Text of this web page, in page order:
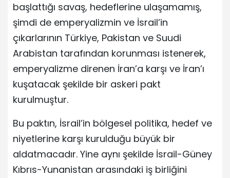
başlattığı savaş, hedeflerine ulaşamamış,
şimdi de emperyalizmin ve İsrail’in
çıkarlarının Türkiye, Pakistan ve Suudi
Arabistan tarafından korunması istenerek,
emperyalizme direnen İran’a karşı ve İran’ı
kuşatacak şekilde bir askeri pakt
kurulmuştur.
Bu paktın, İsrail’in bölgesel politika, hedef ve
niyetlerine karşı kurulduğu büyük bir
aldatmacadır. Yine aynı şekilde İsrail-Güney
Kıbrıs-Yunanistan arasındaki iş birliğini